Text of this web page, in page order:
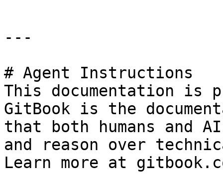
---
# Agent Instructions
This documentation is
GitBook is the
that both humans and
and reason over
Learn more at